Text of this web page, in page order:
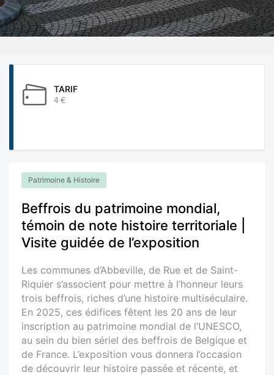
TARIF
4 €
Patrimoine & Histoire
Beffrois du patrimoine mondial,
témoin de note histoire territoriale |
Visite guidée de l’exposition
Les communes d’Abbeville, de Rue et de Saint-
Riquier s’associent pour mettre à l’honneur leurs
trois beffrois, riches d’une histoire multiséculaire.
En 2025, ces édifices fêtent les 20 ans de leur
inscription au patrimoine mondial de l’UNESCO,
au sein du bien sériel des beffrois de Belgique et
de France. L’exposition vous donnera l’occasion
de découvrir leur histoire passée et récente, et